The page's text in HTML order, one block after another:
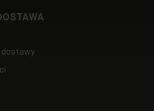
dostawy